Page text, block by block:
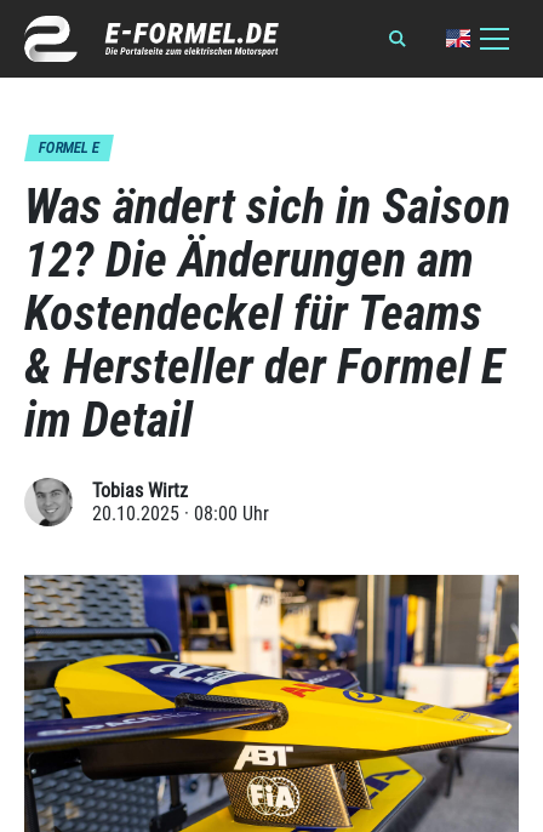
FORMEL E
Was ändert sich in Saison
12? Die Änderungen am
Kostendeckel für Teams
& Hersteller der Formel E
im Detail
Tobias Wirtz
20.10.2025 · 08:00 Uhr